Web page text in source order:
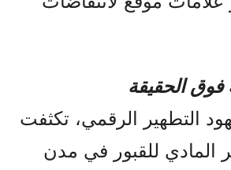
الحقيقة
التطهير الرقمي، تكثفت
المادي للقبور في مدن